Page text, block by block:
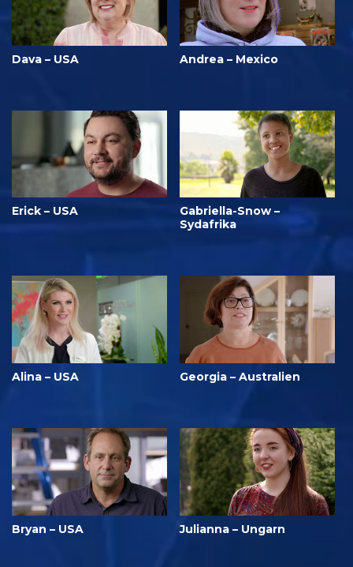
Dava – USA Andrea – Mexico
Erick – USA
Gabriella-Snow –
Sydafrika
Alina – USA Georgia – Australien
Bryan – USA Julianna – Ungarn